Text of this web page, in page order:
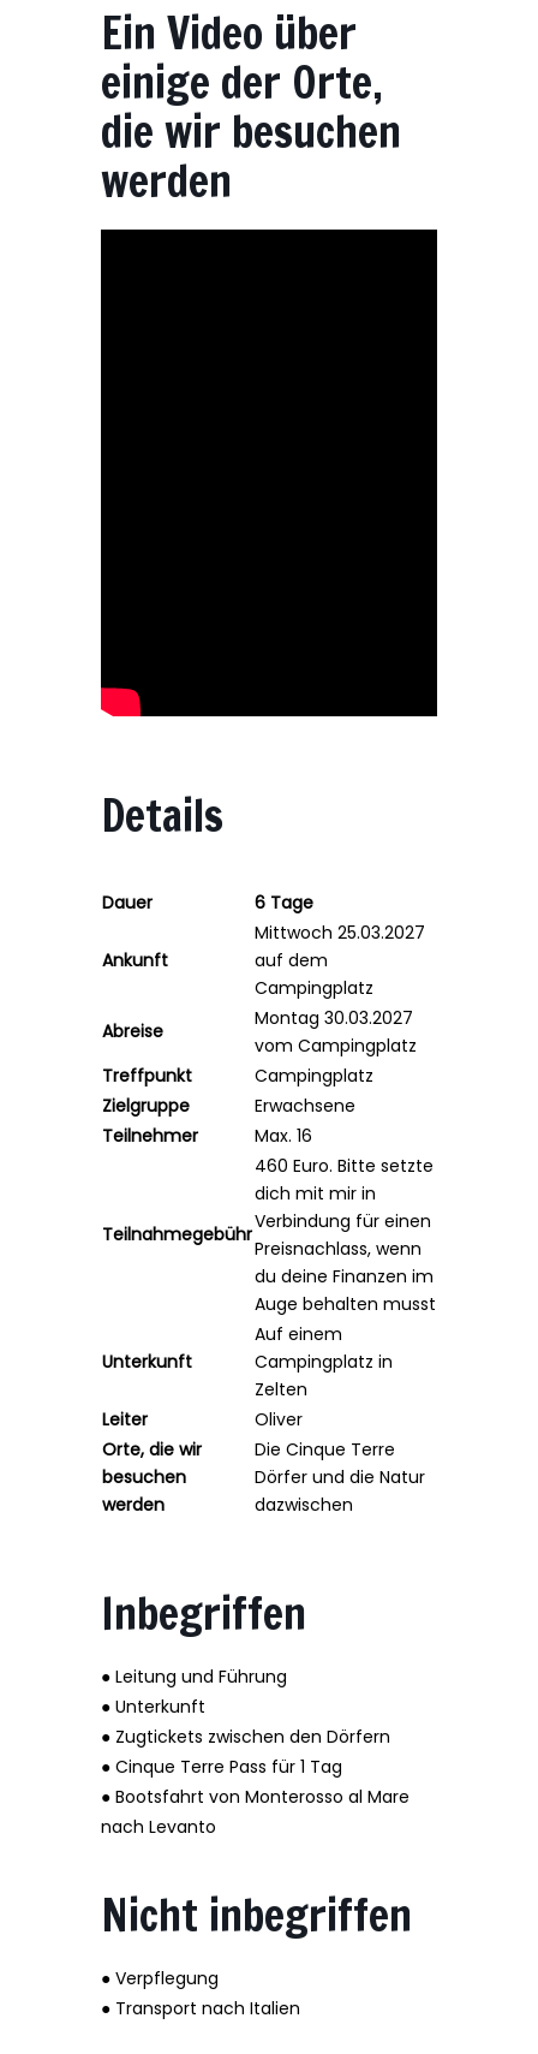
Ein Video über
einige der Orte,
die wir besuchen
werden
Details
Dauer 6 Tage
Ankunft
Mittwoch 25.03.2027
auf dem
Campingplatz
Abreise
Montag 30.03.2027
vom Campingplatz
Treffpunkt
Campingplatz
Zielgruppe
Erwachsene
Teilnehmer
Max. 16
Teilnahmegebühr
460 Euro. Bitte setzte
dich mit mir in
Verbindung für einen
Preisnachlass, wenn
du deine Finanzen im
Auge behalten musst
Unterkunft
Auf einem
Campingplatz in
Zelten
Leiter
Oliver
Orte, die wir
besuchen
werden
Die Cinque Terre
Dörfer und die Natur
dazwischen
Inbegriffen
● Leitung und Führung
● Unterkunft
● Zugtickets zwischen den Dörfern
● Cinque Terre Pass für 1 Tag
● Bootsfahrt von Monterosso al Mare
nach Levanto
Nicht inbegriffen
● Verpflegung
● Transport nach Italien